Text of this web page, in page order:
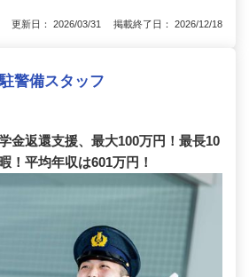
更新日： 2026/03/31 掲載終了日： 2026/12/18
警備スタッフ
金返還支援、最大100万円！最長10
！平均年収は601万円！